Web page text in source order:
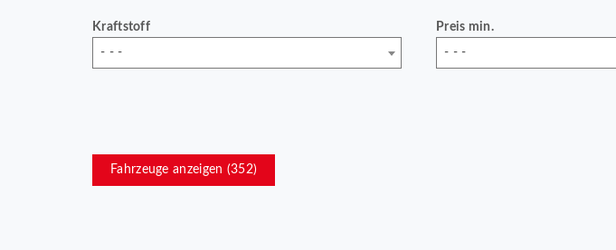
Kraftstoff
- - -
Preis min.
- - -
Fahrzeuge anzeigen (352)